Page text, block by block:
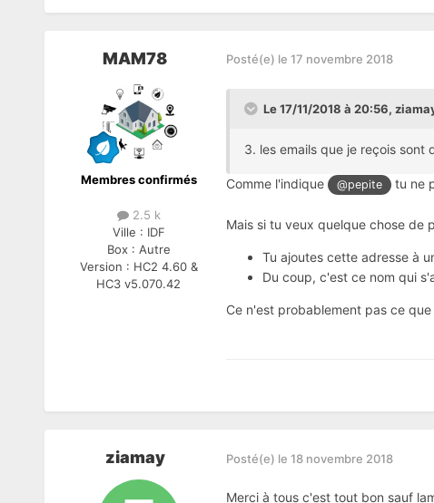
MAM78
Membres confirmés
2.5 k
Ville : IDF
Box : Autre
Version : HC2 4.60 &
HC3 v5.070.42
Posté(e) le 17 novembre 2018
Le 17/11/2018 à 20:56,
3. les emails que je reçois
Comme l'indique @pepite tu ne
Mais si tu veux quelque chose de
Tu ajoutes cette adresse à
Du coup, c'est ce nom qui
Ce n'est probablement pas ce
ziamay Posté(e) le 18 novembre 2018
Merci à tous c'est tout bon sauf